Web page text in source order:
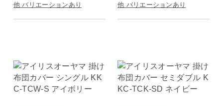
他 バリエーションあり 他 バリエーションあり